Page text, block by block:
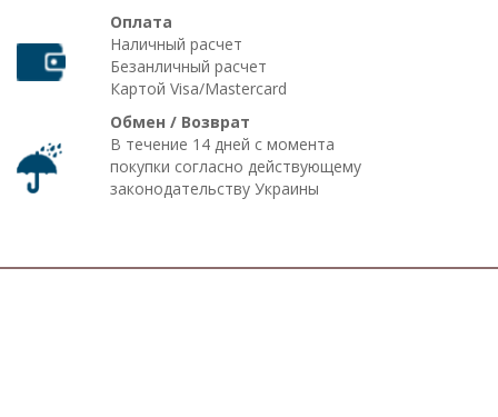
Оплата
Наличный расчет
Безанличный расчет
Картой Visa/Mastercard
Обмен / Возврат
В течение 14 дней с момента
покупки согласно действующему
законодательству Украины